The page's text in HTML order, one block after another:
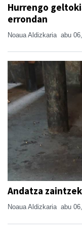
Hurrengo
errondan
Noaua Aldizkaria abu
Andatza
Noaua Aldizkaria abu